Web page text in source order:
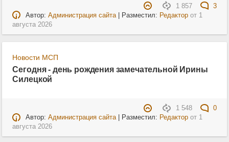
1 857
3
Автор: Администрация сайта| Разместил: Редакторот 1
августа 2026
Новости МСП
Сегодня - день рождения замечательной Ирины
Силецкой
1 548
0
Автор: Администрация сайта| Разместил: Редакторот 1
августа 2026